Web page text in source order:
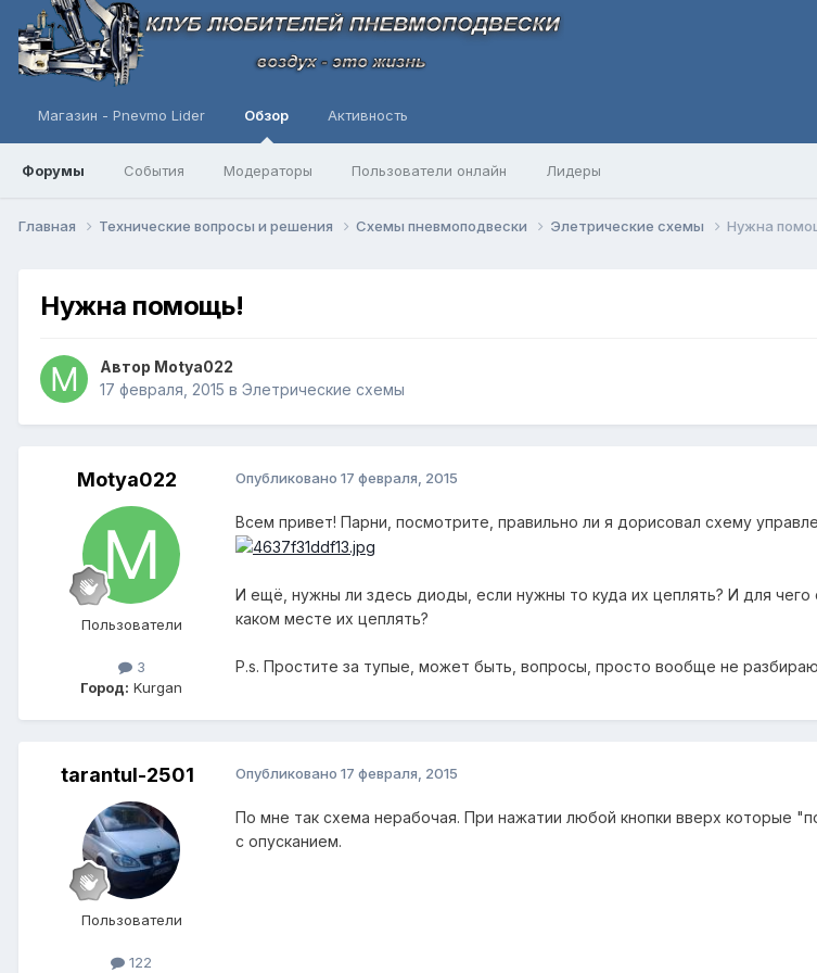
Магазин - Pnevmo Lider Обзор
Форумы События Модераторы Пользователи онлайн Лидеры
Активность
Главная Технические вопросы и решения Схемы пневмоподвески Элетрические схемы Нужна
Нужна помощь!
Автор Motya022
17 февраля, 2015 в Элетрические схемы
Motya022
Пользователи
3
Город: Kurgan
Опубликовано 17 февраля, 2015
Всем привет! Парни, посмотрите, правильно ли я дорисовал схему
И ещё, нужны ли здесь диоды, если нужны то куда их цеплять? И для
каком месте их цеплять?
P.s. Простите за тупые, может быть, вопросы, просто вообще не
tarantul-2501
Пользователи
122
Опубликовано 17 февраля, 2015
По мне так схема нерабочая. При нажатии любой кнопки вверх которые
с опусканием.